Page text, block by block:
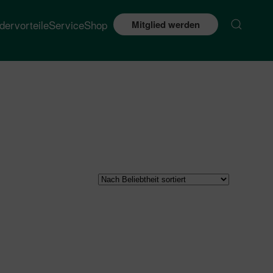
ServiceShop Mitglied werden